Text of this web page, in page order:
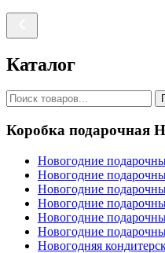
Каталог
Коробка подарочная
Новогодние
Новогодние
Новогодние
Новогодние
Новогодние
Новогодние
Новогодняя